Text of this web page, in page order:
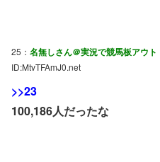
25： 名無しさん＠実況で競馬板アウト
ID:MtvTFAmJ0.net
>>23
100,186人だったな